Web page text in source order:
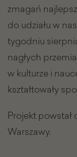
zmagań
do udziału w
tygodniu
nagłych
w kulturze i
kształtowały
Projekt powstał
Warszawy.